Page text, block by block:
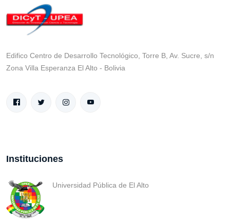
Edifico Centro de Desarrollo Tecnológico, Torre B, Av. Sucre, s/n
Zona Villa Esperanza El Alto - Bolivia
Instituciones
Universidad Pública de El Alto